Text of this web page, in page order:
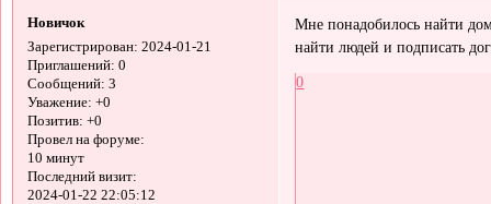
Новичок
Зарегистрирован: 2024-01-21
Приглашений: 0
Сообщений: 3
Уважение: +0
Позитив: +0
Провел на форуме:
10 минут
Последний визит:
2024-01-22 22:05:12
Мне понадобилось найти
найти людей и подписать
0